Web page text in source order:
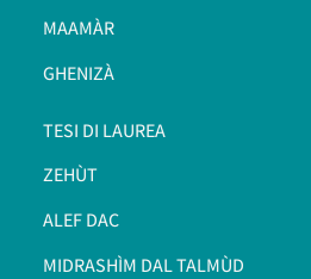
MAAMÀR
GHENIZÀ
TESI DI LAUREA
ZEHÙT
ALEF DAC
MIDRASHÌM DAL TALMÙD